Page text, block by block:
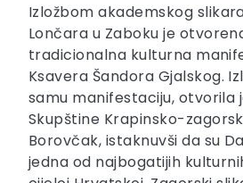
Izložbom akademskog
Lončara u Zaboku je
tradicionalna kulturna
Ksavera Šandora Gjalskog.
samu manifestaciju, otvorila
Skupštine Krapinsko-
Borovčak, istaknuvši da su
jedna od najbogatijih